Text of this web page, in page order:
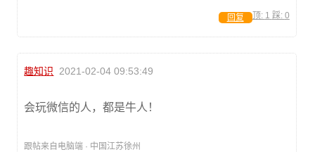
顶: 1 踩: 0
回复
趣知识 2021-02-04 09:53:49
会玩微信的人，都是牛人！
跟帖来自电脑端 · 中国江苏徐州